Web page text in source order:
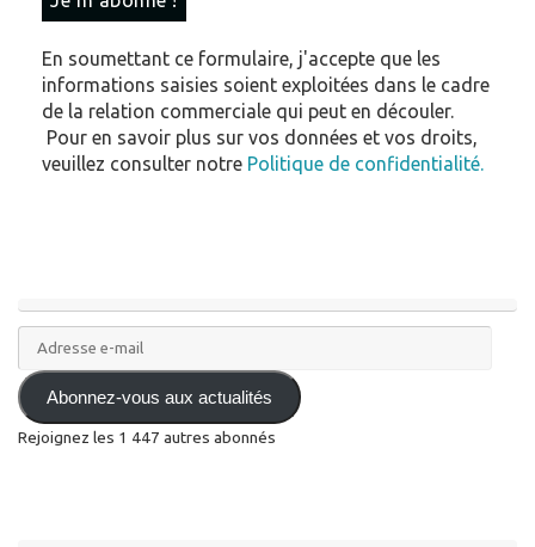
En soumettant ce formulaire, j'accepte que les
informations saisies soient exploitées dans le cadre
de la relation commerciale qui peut en découler.
Pour en savoir plus sur vos données et vos droits,
veuillez consulter notre Politique de confidentialité.
Adresse
e-
mail Abonnez-vous aux actualités
Rejoignez les 1 447 autres abonnés